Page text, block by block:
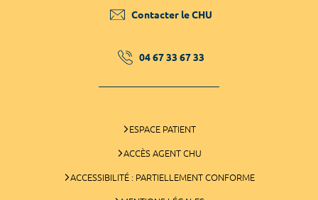
Contacter le CHU
04 67 33 67 33
ESPACE PATIENT
ACCÈS AGENT CHU
ACCESSIBILITÉ : PARTIELLEMENT CONFORME